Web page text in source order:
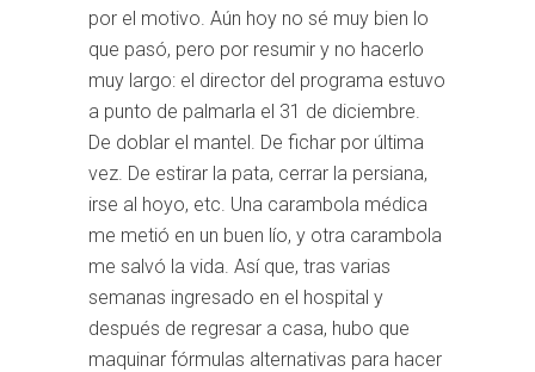
por el motivo. Aún hoy no sé muy bien lo
que pasó, pero por resumir y no hacerlo
muy largo: el director del programa estuvo
a punto de palmarla el 31 de diciembre.
De doblar el mantel. De fichar por última
vez. De estirar la pata, cerrar la persiana,
irse al hoyo, etc. Una carambola médica
me metió en un buen lío, y otra carambola
me salvó la vida. Así que, tras varias
semanas ingresado en el hospital y
después de regresar a casa, hubo que
maquinar fórmulas alternativas para hacer